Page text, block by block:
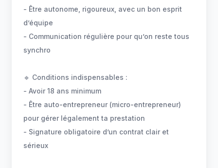
- Être autonome, rigoureux, avec un bon esprit
d’équipe
- Communication régulière pour qu’on reste tous
synchro
🔹 Conditions indispensables :
- Avoir 18 ans minimum
- Être auto-entrepreneur (micro-entrepreneur)
pour gérer légalement ta prestation
- Signature obligatoire d’un contrat clair et
sérieux